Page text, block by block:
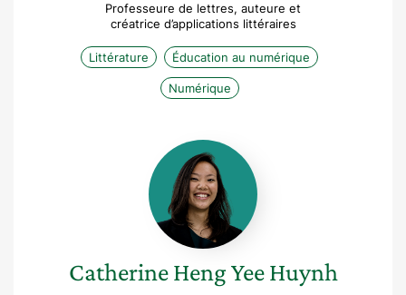
Professeure de lettres, auteure et
créatrice d’applications littéraires
Littérature Éducation au numérique
Numérique
Catherine
Heng
Yee
Huynh
Catherine Heng Yee Huynh